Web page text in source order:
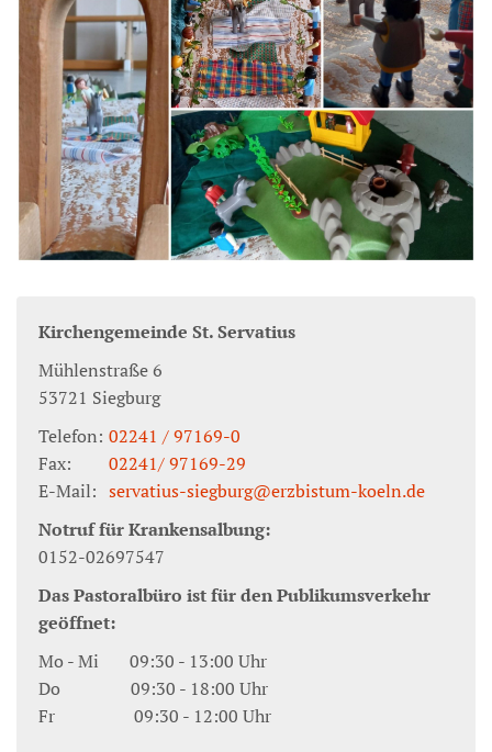
Kirchengemeinde St. Servatius
Mühlenstraße 6
53721 Siegburg
Telefon: 02241 / 97169-0
Fax:
02241/ 97169-29
E-Mail: servatius-siegburg@erzbistum-koeln.de
Notruf für Krankensalbung:
0152-02697547
Das Pastoralbüro ist für den Publikumsverkehr
geöffnet:
Mo - Mi 09:30 - 13:00 Uhr
Do 09:30 - 18:00 Uhr
Fr 09:30 - 12:00 Uhr